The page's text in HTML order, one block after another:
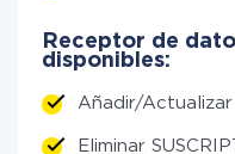
Receptor de
disponibles:
Añadir/Actualizar
Eliminar